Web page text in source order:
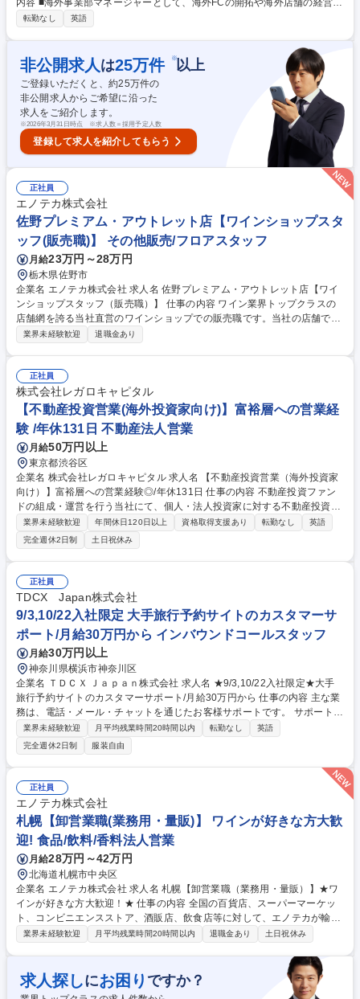
内容 ■海外事業部マネージャーとして、海外FCの開拓や海外店舗の経営指
導、展開先の国の特色に合わせた商品・メニュー開発など、多岐にわたり
ま田」のブランドをタイ・フィリピン・中国・台湾・韓国などアジア中心
に海外展開。 今後、東南アジアやアメリカなどの欧米へ進出するため組織
強化・開拓のため中核人材として採用いたします。 【出張】月に2週間ほ
ど出張のペース。往復交通費・ホテル代・滞在時の食費なども会社負担と
なります。 募集職種 【東京】海外事業部マネージャー ★海外事業拡大/新
店開拓などやりがい◎
転勤なし 英語
非公開求人 は25万件 ※以上
ご登録いただくと、約25万件の
非公開求人からご希望に沿った
求人をご紹介します。
※2026年3月31日時点 ※求人数＝採用予定人数
登録して求人を紹介してもらう
正社員
エノテカ株式会社
佐野プレミアム・アウトレット店【ワインショップスタ
ッフ(販売職)】 その他販売/フロアスタッフ
月給23万円～28万円
栃木県佐野市
企業名 エノテカ株式会社 求人名 佐野プレミアム・アウトレット店【ワイ
ンショップスタッフ（販売職）】 仕事の内容 ワイン業界トップクラスの
店舗網を誇る当社直営のワインショップでの販売職です。当社の店舗で扱
うワインは自社直輸入。世界中の銘醸ワイン約3,000種類輸入、販売して
内イベントの企画、販売戦略、集客戦略、商品戦略の立案等 ◆販促物作成
※お客様からワインに関するアドバイスを求められることも多い仕事です
ので、ワインに関する勉強は欠かせません。入社後はワインエキスパート
などの資格取得も目指して頂きます。 募集職種 佐野プレミアム・アウト
レット店【ワインショップスタッフ（販売職）】
業界未経験歓迎 退職金あり
正社員
株式会社レガロキャピタル
【不動産投資営業(海外投資家向け)】富裕層への営業経
験 /年休131日 不動産法人営業
月給50万円以上
東京都渋谷区
企業名 株式会社レガロキャピタル 求人名 【不動産投資営業（海外投資家
向け）】富裕層への営業経験◎/年休131日 仕事の内容 不動産投資ファン
ドの組成・運営を行う当社にて、個人・法人投資家に対する不動産投資営
業をお任せします。メイン業務は投資家の獲得や案件ソーシングになり、
幅広く当社で可能な収益化案件を獲得頂きます。 【具体業務】■商業ビル
(5～100億円規模)を中心に、レジデンス・オフィス・ホテルなど幅広い物
件のアセットマネジメント■不動産全般に関するお困りごとの解決から投
資収益の最大化まで、長期的にお客様をサポート ※シンガポールや香港、
台湾等の海外個人投資家と長期的に向き合えることがやりがいでもあり、
魅力です！※ファイナンスアレンジ含め、不動産投資に関するあらゆる分
野を網羅したキャリア形成ができます！ 募集職種 【不動産投資営業（海
外投資家向け）】富裕層への営業経験◎/年休131日
業界未経験歓迎 年間休日120日以上 資格取得支援あり 転勤なし
英語
完全週休2日制
土日祝休み
正社員
TDCX Japan株式会社
9/3,10/22入社限定 大手旅行予約サイトのカスタマーサ
ポート/月給30万円から インバウンドコールスタッフ
月給30万円以上
神奈川県横浜市神奈川区
企業名 ＴＤＣＸ Ｊａｐａｎ株式会社 求人名 ★9/3,10/22入社限定★大手
旅行予約サイトのカスタマーサポート/月給30万円から 仕事の内容 主な業
務は、電話・メール・チャットを通じたお客様サポートです。 サポート対
象は、ホテルやフライト、現地でのアクティビティまで多岐にわたりま
す。 予約内容の変更やキャンセル、支払いに関するご質問はもちろん、
「現地で予約したアクティビティの場所が分からない」といった旅先での
トラブルにも対応していただきます。 あなたのサポートが、お客様の不安
を感謝に変える。そんなやりがいを日々感じられる仕事です。 募集職種
★9/3,10/22入社限定★大手旅行予約サイトのカスタマーサポート/月給30
万円から
業界未経験歓迎 月平均残業時間20時間以内 転勤なし
英語
完全週休2日制
服装自由
正社員
エノテカ株式会社
札幌【卸営業職(業務用・量販)】 ワインが好きな方大歓
迎! 食品/飲料/香料法人営業
月給28万円～42万円
北海道札幌市中央区
企業名 エノテカ株式会社 求人名 札幌【卸営業職（業務用・量販）】★ワ
インが好きな方大歓迎！★ 仕事の内容 全国の百貨店、スーパーマーケッ
ト、コンビニエンスストア、酒販店、飲食店等に対して、エノテカが輸入
したワインを提案・営業する仕事です。 【業務詳細】・顧客の課題把握、
ワインの提案 ・既存顧客中心の営業スタイルですが、新規開拓の営業もあ
ります。 ※業務用と小売（量販・百貨店）の両業態を担当する事あり。一
業界未経験歓迎 月平均残業時間20時間以内 退職金あり 土日祝休み
求人探しにお困り ですか？